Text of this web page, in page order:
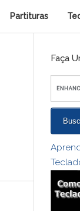
Partituras
Faça